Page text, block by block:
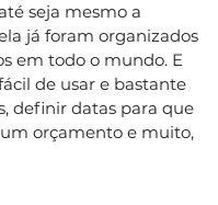
seja mesmo a
já foram organizados
em todo o mundo. E
de usar e bastante
definir datas para que
orçamento e muito,